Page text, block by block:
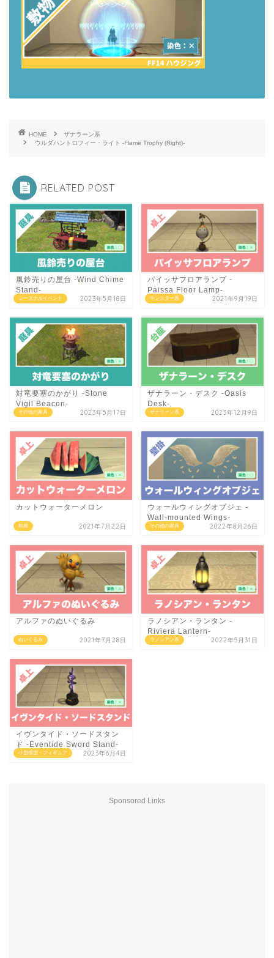
HOME
ザナラーン系
ウルダハントロフィー・ライト -Flame Trophy (Right)-
RELATED POST
シーズナルイベント
風鈴売りの屋台 -Wind Chime
Stand-
2023年5月18日 モンスター系
パイッサフロアランプ -
Paissa Floor Lamp-
2021年9月19日
その他の家具
対竜要塞のかがり -Stone
Vigil Beacon-
2023年5月17日 ザナラーン系
ザナラーン・デスク -Oasis
Desk-
2023年12月9日
和風
カットウォーターメロン
2021年7月22日 その他の家具
ウォールウィングオブジェ -
Wall-mounted Wings-
2022年8月26日
ぬいぐるみ
アルファのぬいぐるみ
2021年7月28日 ラノシアン系
ラノシアン・ランタン -
Riviera Lantern-
2022年5月31日
小型模型・フィギュア
イヴンタイド・ソードスタン
ド -Eventide Sword Stand-
2023年6月4日
Sponsored Links